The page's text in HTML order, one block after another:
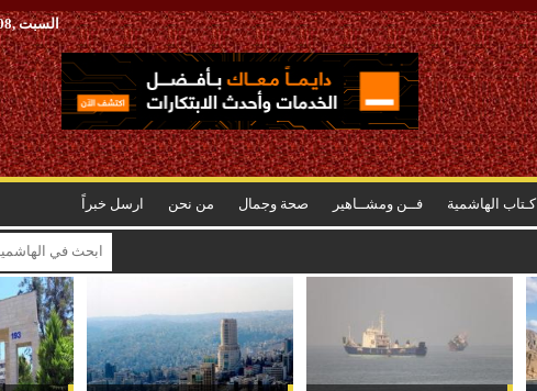
السبت ,08 آب ,2026
كـتاب الهاشمية فــن ومشــاهير صحة وجمال من نحن ارسل خبراً